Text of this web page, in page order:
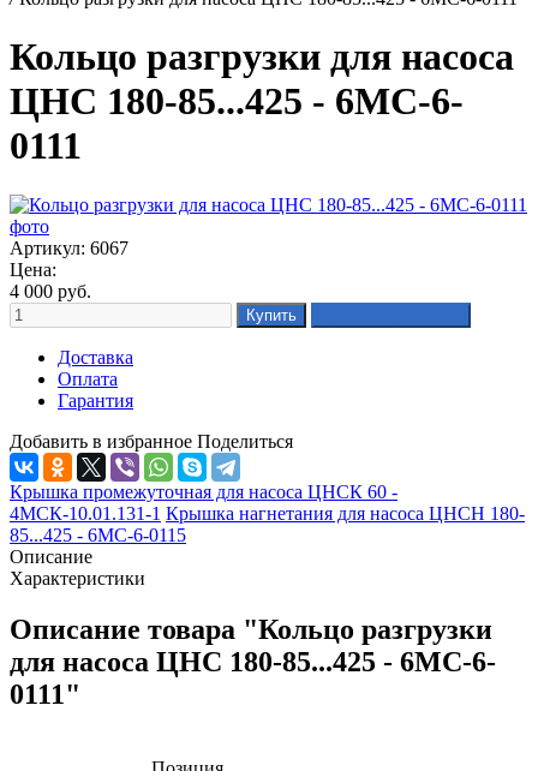
Кольцо разгрузки для насоса
ЦНС 180-85...425 - 6МС-6-
0111
Артикул: 6067
Цена:
4 000 руб.
Доставка
Оплата
Гарантия
Добавить в избранное Поделиться
Крышка промежуточная для насоса ЦНСК 60 -
4МСК-10.01.131-1 Крышка нагнетания для насоса ЦНСН 180-
85...425 - 6МС-6-0115
Описание
Характеристики
Описание товара "Кольцо разгрузки
для насоса ЦНС 180-85...425 - 6МС-6-
0111"